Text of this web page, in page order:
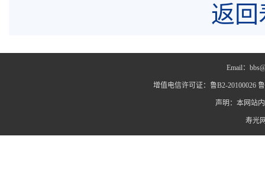
返回
Email：
增值电信许可证：鲁B2-20100026
声明：本网站
寿光